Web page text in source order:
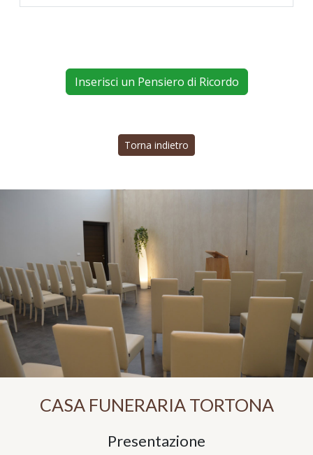
Inserisci un Pensiero di Ricordo
Torna indietro
CASA FUNERARIA TORTONA
Presentazione